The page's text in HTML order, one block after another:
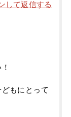
して返信する
もにとって